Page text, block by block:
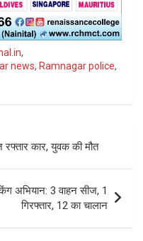
,
news, Ramnagar police,
कार, युवक की मौत
अभियान: 3 वाहन सीज, 1
गिरफ्तार, 12 का चालान